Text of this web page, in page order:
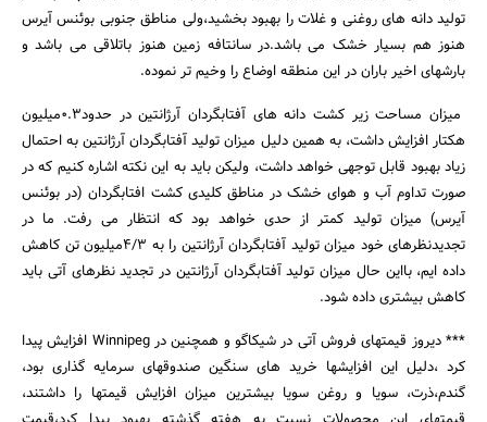
تولید دانه های روغنی و غلات را بهبود بخشید،ولی مناطق جنوبی بوئنس آیرس
هنوز هم بسیار خشک می باشد.در سانتافه زمین هنوز باتلاقی می باشد و
بارشهای اخیر باران در این منطقه اوضاع را وخیم تر نموده.
میزان مساحت زیر کشت دانه های آفتابگردان آرژانتین در حدود0.3میلیون
هکتار افزایش داشت، به همین دلیل میزان تولید آفتابگردان آرژانتین به احتمال
زیاد بهبود قابل توجهی خواهد داشت، ولیکن باید به این نکته اشاره کنیم که در
صورت تداوم آب و هوای خشک در مناطق کلیدی کشت افتابگردان (در بوئنس
آیرس) میزان تولید کمتر از حدی خواهد بود که انتظار می رفت. ما در
تجدیدنظرهای خود میزان تولید آفتابگردان آرژانتین را به 4/3میلیون تن کاهش
داده ایم، بااین حال میزان تولید آفتابگردان آرژانتین در تجدید نظرهای آتی باید
کاهش بیشتری داده شود.
*** دیروز قیمتهای فروش آتی در شیکاگو و همچنین در Winnipeg افزایش پیدا
کرد ،دلیل این افزایشها خرید های سنگین صندوقهای سرمایه گذاری بود،
گندم،ذرت، سویا و روغن سویا بیشترین میزان افزایش قیمتها را داشتند،